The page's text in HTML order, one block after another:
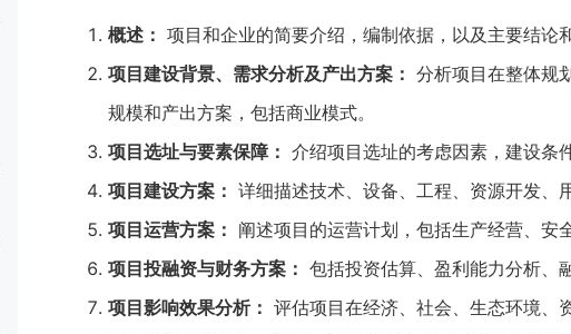
概述： 项目和企业的简要介绍，编制依据，以及主要结论
项目建设背景、需求分析及产出方案： 分析项目在整体规
规模和产出方案，包括商业模式。
项目选址与要素保障： 介绍项目选址的考虑因素，建设条
项目建设方案： 详细描述技术、设备、工程、资源开发、
项目运营方案： 阐述项目的运营计划，包括生产经营、安
项目投融资与财务方案： 包括投资估算、盈利能力分析、
项目影响效果分析： 评估项目在经济、社会、生态环境、